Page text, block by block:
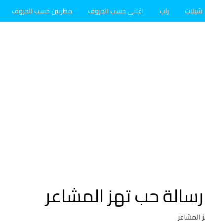
شيلات راب اغاني حسب الحروف مطربين حسب الحروف
حب تهز المشاعر